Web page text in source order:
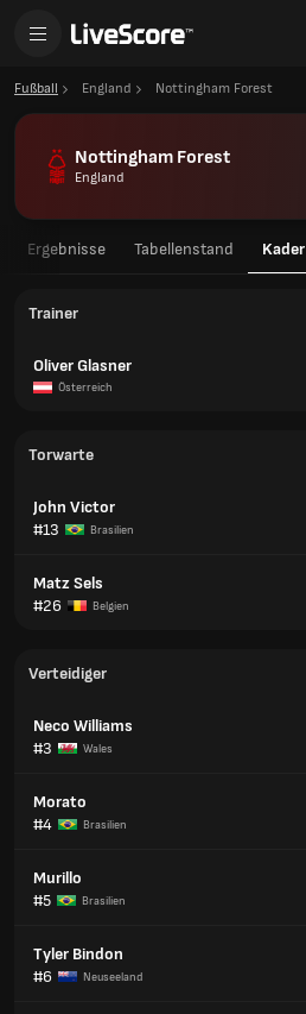
Fußball England Nottingham Forest
Nottingham Forest
England
Ergebnisse Tabellenstand Kader
Trainer
Oliver Glasner
Österreich
Torwarte
John Victor
#13
Brasilien
Matz Sels
#26
Belgien
Verteidiger
Neco Williams
#3
Wales
Morato
#4
Brasilien
Murillo
#5
Brasilien
Tyler Bindon
#6
Neuseeland